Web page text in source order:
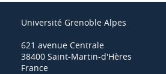
Université Grenoble Alpes
621 avenue Centrale
38400 Saint-Martin-d'Hères
France